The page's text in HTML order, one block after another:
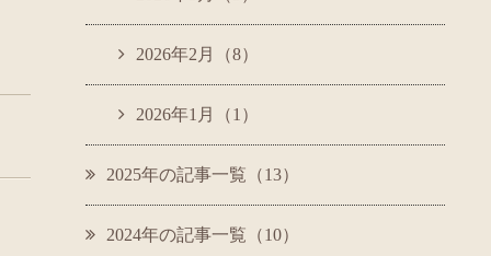
2026年2月（8）
2026年1月（1）
2025年の記事一覧（13）
2024年の記事一覧（10）